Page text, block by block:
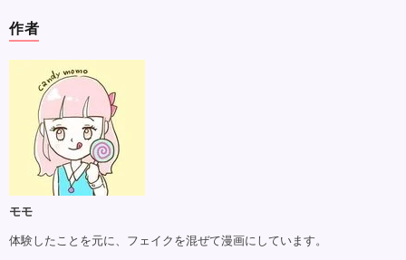
作者
モモ
体験したことを元に、フェイクを混ぜて漫画にしています。